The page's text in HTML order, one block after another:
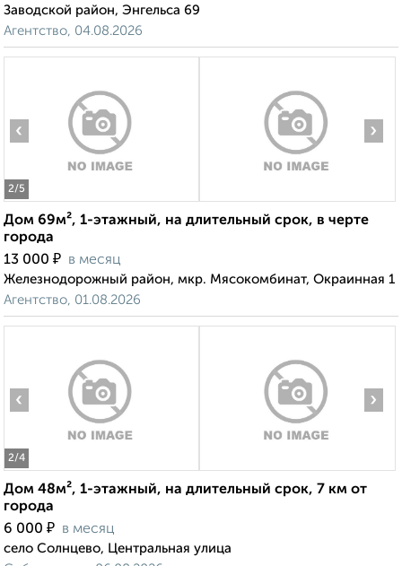
Заводской район, Энгельса 69
Агентство, 04.08.2026
2/5
‹ ›
Дом 69м², 1-этажный, на длительный срок, в черте
города
13 000 ₽ в месяц
Железнодорожный район, мкр. Мясокомбинат, Окраинная 1
Агентство, 01.08.2026
2/4
‹ ›
Дом 48м², 1-этажный, на длительный срок, 7 км от
города
6 000 ₽ в месяц
село Солнцево, Центральная улица